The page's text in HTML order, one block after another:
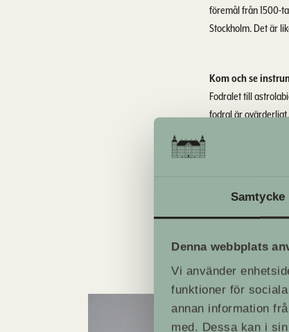
Samtycke
Denna webbplats
Vi använder
funktioner för
annan information
med. Dessa kan i
föremål från 1500-
Stockholm. Det är
Kom och se
Fodralet till
fodral är